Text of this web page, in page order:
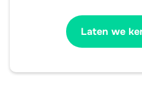
Laten we